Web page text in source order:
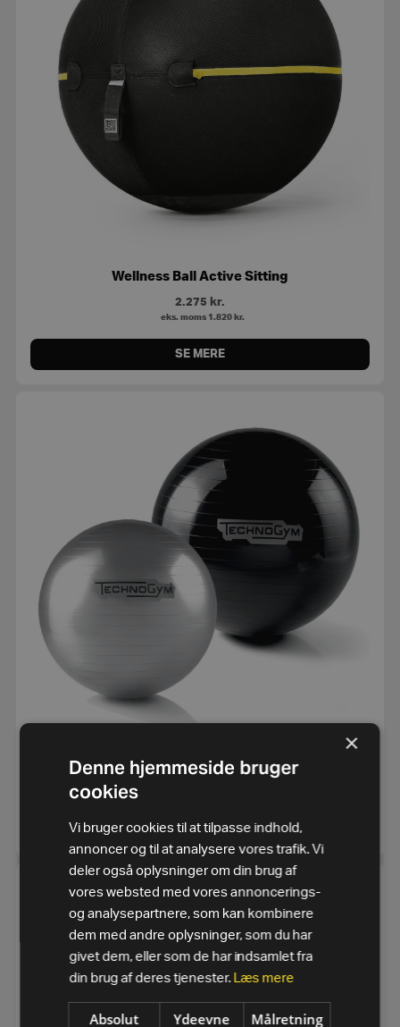
Wellness Ball Active Sitting
2.275 kr.
eks. moms 1.820 kr.
SE MERE
Wellness ball (55-65cm)
SE MERE
×
Denne hjemmeside bruger
cookies
Vi bruger cookies til at tilpasse indhold,
annoncer og til at analysere vores trafik. Vi
deler også oplysninger om din brug af
vores websted med vores annoncerings-
og analysepartnere, som kan kombinere
dem med andre oplysninger, som du har
givet dem, eller som de har indsamlet fra
din brug af deres tjenester. Læs mere
Absolut
Ydeevne Målretning